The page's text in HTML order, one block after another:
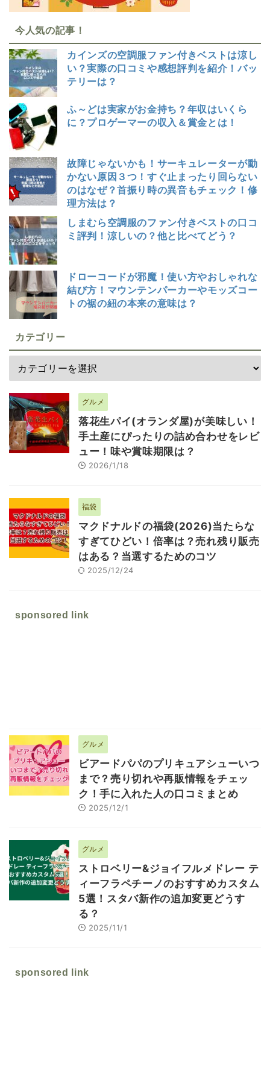
今人気の記事！
カインズの空調服ファン付きベストは涼し
い？実際の口コミや感想評判を紹介！バッ
テリーは？
ふ～どは実家がお金持ち？年収はいくら
に？プロゲーマーの収入＆賞金とは！
故障じゃないかも！サーキュレーターが動
かない原因３つ！すぐ止まったり回らない
のはなぜ？首振り時の異音もチェック！修
理方法は？
しまむら空調服のファン付きベストの口コ
ミ評判！涼しいの？他と比べてどう？
ドローコードが邪魔！使い方やおしゃれな
結び方！マウンテンパーカーやモッズコー
トの裾の紐の本来の意味は？
カテゴリー
グルメ
落花生パイ(オランダ屋)が美味しい！
手土産にぴったりの詰め合わせをレビ
ュー！味や賞味期限は？
2026/1/18
福袋
マクドナルドの福袋(2026)当たらな
すぎてひどい！倍率は？売れ残り販売
はある？当選するためのコツ
2025/12/24
sponsored link
グルメ
ビアードパパのプリキュアシューいつ
まで？売り切れや再販情報をチェッ
ク！手に入れた人の口コミまとめ
2025/12/1
グルメ
ストロベリー&ジョイフルメドレー テ
ィーフラペチーノのおすすめカスタム
5選！スタバ新作の追加変更どうす
る？
2025/11/1
sponsored link